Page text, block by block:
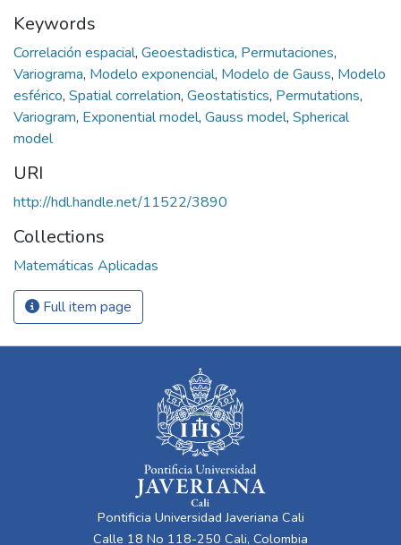
Keywords
Correlación espacial, Geoestadistica, Permutaciones,
Variograma, Modelo exponencial, Modelo de Gauss, Modelo
esférico, Spatial correlation, Geostatistics, Permutations,
Variogram, Exponential model, Gauss model, Spherical
model
URI
http://hdl.handle.net/11522/3890
Collections
Matemáticas Aplicadas
Full item page
Pontificia Universidad Javeriana Cali
Calle 18 No 118-250 Cali, Colombia